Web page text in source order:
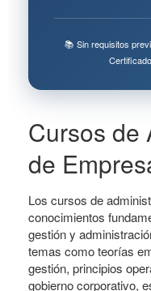
📚 Sin requisitos
Cursos de
de
Los cursos de
conocimientos
gestión y
temas como teorías
gestión, principios
gobierno corporativo,